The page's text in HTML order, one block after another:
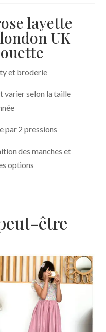
layette
UK
et broderie
varier selon la taille
par 2 pressions
des manches et
options
être